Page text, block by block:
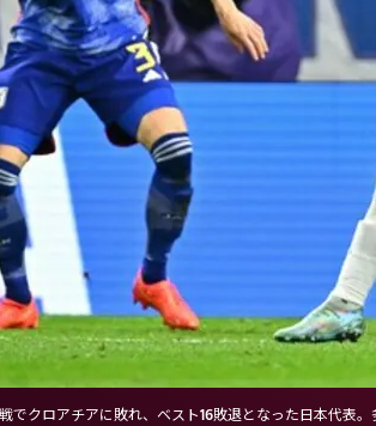
でクロアチアに敗れ、ベスト16敗退となった日本代表